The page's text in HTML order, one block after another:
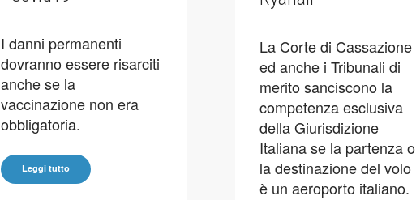
I danni permanenti
dovranno essere risarciti
anche se la
vaccinazione non era
obbligatoria.
Leggi tutto
La Corte di Cassazione
ed anche i Tribunali di
merito sanciscono la
competenza esclusiva
della Giurisdizione
Italiana se la partenza o
la destinazione del volo
è un aeroporto italiano.